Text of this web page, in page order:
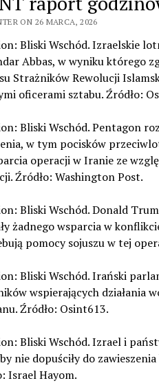
ON 26 MARCA, 2026
Bliski Wschód. Izraelskie
Abbas, w wyniku którego
Strażników Rewolucji
oficerami sztabu. Źródło:
Bliski Wschód. Pentagon
w tym pocisków
operacji w Iranie ze
Źródło: Washington Post.
Bliski Wschód. Donald
żadnego wsparcia w
pomocy sojuszu w tej
Bliski Wschód. Irański
wspierających działania
Źródło: Osint613.
Bliski Wschód. Izrael i
nie dopuściły do
Israel Hayom.